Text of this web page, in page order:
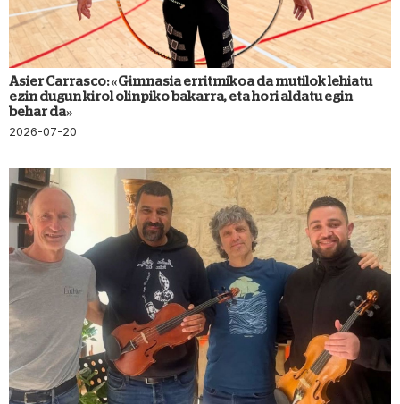
Asier Carrasco: «Gimnasia erritmikoa da mutilok lehiatu
ezin dugun kirol olinpiko bakarra, eta hori aldatu egin
behar da»
2026-07-20